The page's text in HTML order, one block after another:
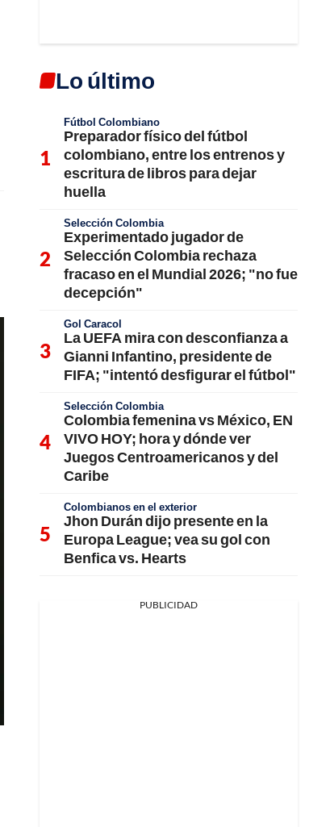
Lo último
Fútbol Colombiano
Preparador físico del fútbol
colombiano, entre los entrenos y
escritura de libros para dejar
huella
Selección Colombia
Experimentado jugador de
Selección Colombia rechaza
fracaso en el Mundial 2026; "no fue
decepción"
Gol Caracol
La UEFA mira con desconfianza a
Gianni Infantino, presidente de
FIFA; "intentó desfigurar el fútbol"
Selección Colombia
Colombia femenina vs México, EN
VIVO HOY; hora y dónde ver
Juegos Centroamericanos y del
Caribe
Colombianos en el exterior
Jhon Durán dijo presente en la
Europa League; vea su gol con
Benfica vs. Hearts
PUBLICIDAD